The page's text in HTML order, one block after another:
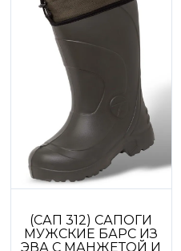
(САП 312) САПОГИ
МУЖСКИЕ БАРС ИЗ
ЭВА С МАНЖЕТОЙ И